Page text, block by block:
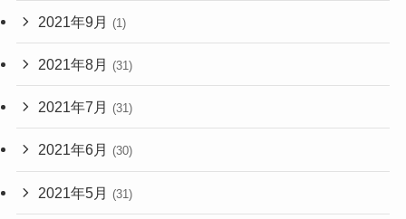
2021年9月 (1)
2021年8月 (31)
2021年7月 (31)
2021年6月 (30)
2021年5月 (31)